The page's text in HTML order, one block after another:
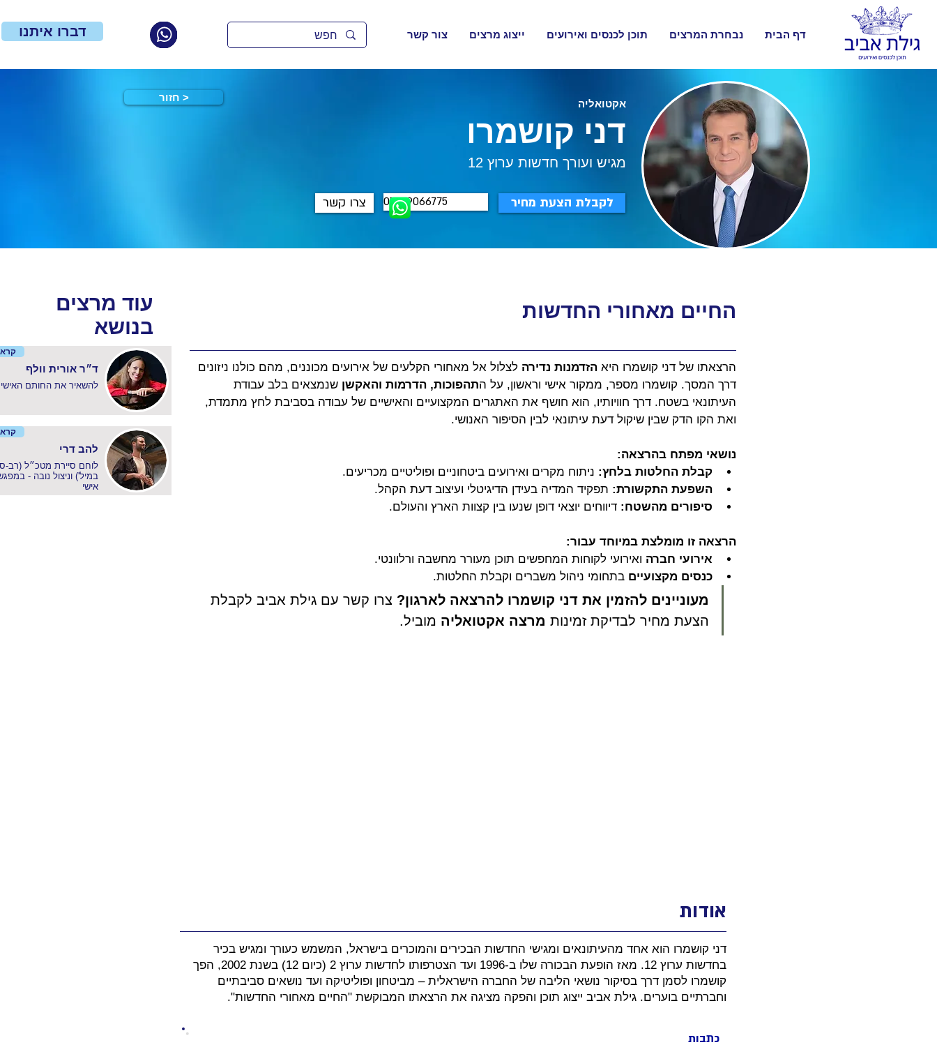
דברו איתנו דף הבית נבחרת המרצים תוכן לכנסים ואירועים ייצוג מרצים צור קשר
אקטואליה
חזור >
דני קושמרו
מגיש ועורך חדשות ערוץ 12
צרו קשר 052-9066775 לקבלת הצעת מחיר
עוד מרצים
בנושא
קרא
ד״ר אורית וולף
להשאיר את החותם האישי
קרא
להב דרי
לוחם סיירת מטכ״ל (רב-
במיל') וניצול נובה -
אישי
החיים מאחורי החדשות
הרצאתו של דני קושמרו היא הזדמנות נדירה לצלול אל מאחורי הקלעים של אירועים מכוננים, מהם כולנו ניזונים
דרך המסך. קושמרו מספר, ממקור אישי וראשון, על התהפוכות, הדרמות והאקשן שנמצאים בלב עבודת
העיתונאי בשטח. דרך חוויותיו, הוא חושף את האתגרים המקצועיים והאישיים של עבודה בסביבת לחץ מתמדת,
ואת הקו הדק שבין שיקול דעת עיתונאי לבין הסיפור האנושי.
נושאי מפתח בהרצאה:
קבלת החלטות בלחץ: ניתוח מקרים ואירועים ביטחוניים ופוליטיים מכריעים.
השפעת התקשורת: תפקיד המדיה בעידן הדיגיטלי ועיצוב דעת הקהל.
סיפורים מהשטח: דיווחים יוצאי דופן שנעו בין קצוות הארץ והעולם.
הרצאה זו מומלצת במיוחד עבור:
אירועי חברה ואירועי לקוחות המחפשים תוכן מעורר מחשבה ורלוונטי.
כנסים מקצועיים בתחומי ניהול משברים וקבלת החלטות.
מעוניינים להזמין את דני קושמרו להרצאה לארגון? צרו קשר עם גילת אביב לקבלת
הצעת מחיר לבדיקת זמינות מרצה אקטואליה מוביל.
אודות
דני קושמרו הוא אחד מהעיתונאים ומגישי החדשות הבכירים והמוכרים בישראל, המשמש כעורך ומגיש בכיר
בחדשות ערוץ 12. מאז הופעת הבכורה שלו ב-1996 ועד הצטרפותו לחדשות ערוץ 2 (כיום 12) בשנת 2002, הפך
קושמרו לסמן דרך בסיקור נושאי הליבה של החברה הישראלית – מביטחון ופוליטיקה ועד נושאים סביבתיים
וחברתיים בוערים. גילת אביב ייצוג תוכן והפקה מציגה את הרצאתו המבוקשת "החיים מאחורי החדשות".
כתבות